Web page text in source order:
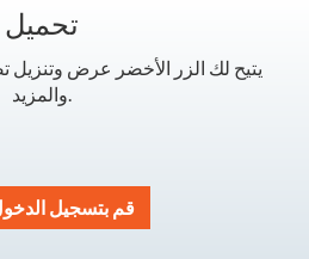
تحميل
يتيح لك الزر الأخضر عرض وتنزيل
والمزيد.
قم بتسجيل